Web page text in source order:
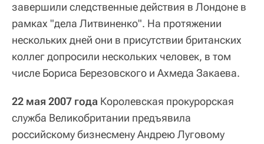
завершили следственные действия в Лондоне в
рамках "дела Литвиненко". На протяжении
нескольких дней они в присутствии британских
коллег допросили нескольких человек, в том
числе Бориса Березовского и Ахмеда Закаева.
22 мая 2007 года Королевская прокурорская
служба Великобритании предъявила
российскому бизнесмену Андрею Луговому